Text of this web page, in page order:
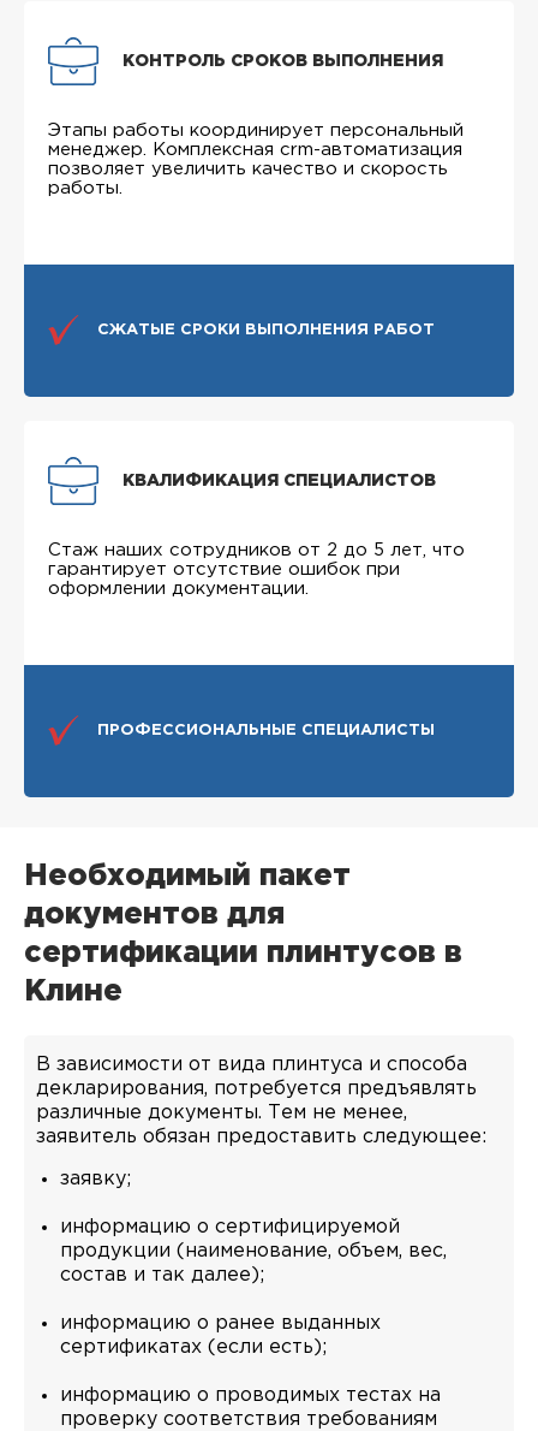
КОНТРОЛЬ СРОКОВ ВЫПОЛНЕНИЯ
Этапы работы координирует персональный
менеджер. Комплексная crm-автоматизация
позволяет увеличить качество и скорость
работы.
СЖАТЫЕ СРОКИ ВЫПОЛНЕНИЯ РАБОТ
КВАЛИФИКАЦИЯ СПЕЦИАЛИСТОВ
Стаж наших сотрудников от 2 до 5 лет, что
гарантирует отсутствие ошибок при
оформлении документации.
ПРОФЕССИОНАЛЬНЫЕ СПЕЦИАЛИСТЫ
Необходимый пакет
документов для
сертификации плинтусов в
Клине
В зависимости от вида плинтуса и способа
декларирования, потребуется предъявлять
различные документы. Тем не менее,
заявитель обязан предоставить следующее:
заявку;
информацию о сертифицируемой
продукции (наименование, объем, вес,
состав и так далее);
информацию о ранее выданных
сертификатах (если есть);
информацию о проводимых тестах на
проверку соответствия требованиям